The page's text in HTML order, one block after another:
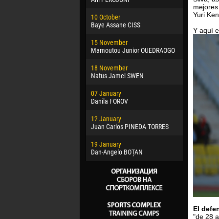
10 October
Baye Assane CISS
15 November
Mamoutou Junior OUEDRAOGO
18 November
Natus Jamel SWEN
07 January
Danila FOROV
12 January
Juan Carlos PINEDA TORRES
19 January
Dan-Angelo BOȚAN
02 March
Veaceslav
09 March
Emmanuel
Jayder
22 March
Samba
26 March
Vitor
28 March
Raí
Yuri
Y aquí
El
"de 28